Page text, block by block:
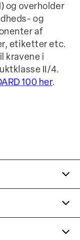
og overholder
og
af
etiketter etc.
kravene i
II/4.
100 her.
100.
hør.
side.